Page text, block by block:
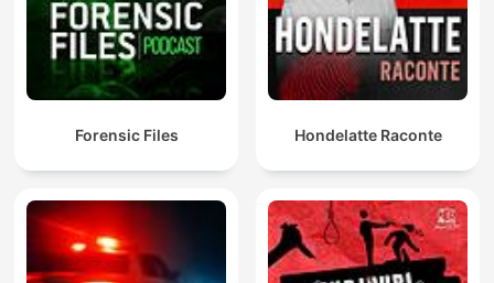
Forensic Files Hondelatte Raconte